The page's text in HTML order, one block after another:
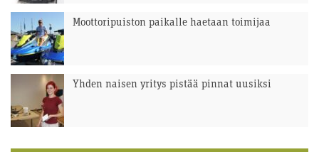
Moottoripuiston paikalle haetaan toimijaa
Yhden naisen yritys pistää pinnat uusiksi